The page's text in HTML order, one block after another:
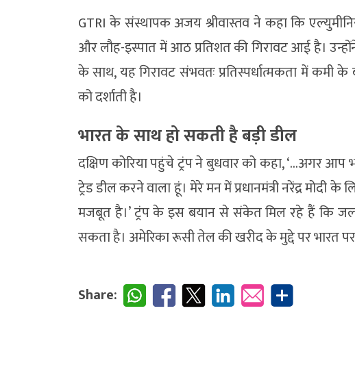
GTRI के संस्थापक अजय श्रीवास्तव ने कहा कि
और लौह-इस्पात में आठ प्रतिशत की गिरावट आई है।
के साथ, यह गिरावट संभवतः प्रतिस्पर्धात्मकता में कमी
को दर्शाती है।
भारत के साथ हो सकती है बड़ी डील
दक्षिण कोरिया पहुंचे ट्रंप ने बुधवार को कहा, ‘…अगर
ट्रेड डील करने वाला हूं। मेरे मन में प्रधानमंत्री नरेंद्र मोदी
मजबूत है।’ ट्रंप के इस बयान से संकेत मिल रहे हैं कि
सकता है। अमेरिका रूसी तेल की खरीद के मुद्दे पर भारत पर
Share: